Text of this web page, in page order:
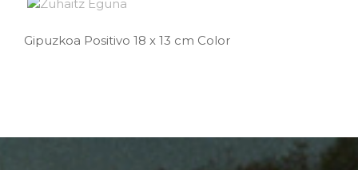
Gipuzkoa Positivo 18 x 13 cm Color